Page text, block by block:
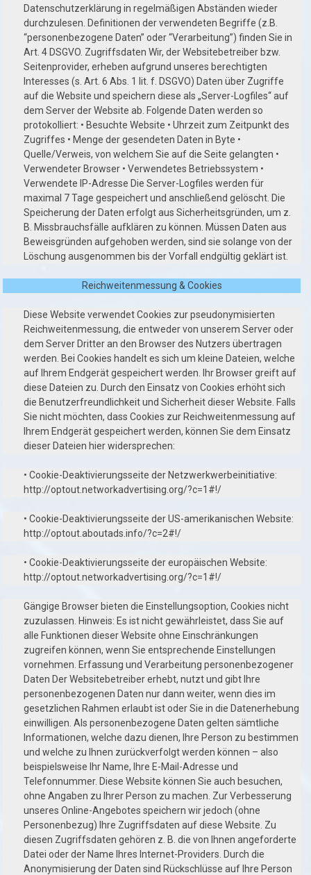
Datenschutzerklärung in regelmäßigen Abständen wieder
durchzulesen. Definitionen der verwendeten Begriffe (z.B.
“personenbezogene Daten” oder “Verarbeitung”) finden Sie in
Art. 4 DSGVO. Zugriffsdaten Wir, der Websitebetreiber bzw.
Seitenprovider, erheben aufgrund unseres berechtigten
Interesses (s. Art. 6 Abs. 1 lit. f. DSGVO) Daten über Zugriffe
auf die Website und speichern diese als „Server-Logfiles“ auf
dem Server der Website ab. Folgende Daten werden so
protokolliert: • Besuchte Website • Uhrzeit zum Zeitpunkt des
Zugriffes • Menge der gesendeten Daten in Byte •
Quelle/Verweis, von welchem Sie auf die Seite gelangten •
Verwendeter Browser • Verwendetes Betriebssystem •
Verwendete IP-Adresse Die Server-Logfiles werden für
maximal 7 Tage gespeichert und anschließend gelöscht. Die
Speicherung der Daten erfolgt aus Sicherheitsgründen, um z.
B. Missbrauchsfälle aufklären zu können. Müssen Daten aus
Beweisgründen aufgehoben werden, sind sie solange von der
Löschung ausgenommen bis der Vorfall endgültig geklärt ist.
Reichweitenmessung & Cookies
Diese Website verwendet Cookies zur pseudonymisierten
Reichweitenmessung, die entweder von unserem Server oder
dem Server Dritter an den Browser des Nutzers übertragen
werden. Bei Cookies handelt es sich um kleine Dateien, welche
auf Ihrem Endgerät gespeichert werden. Ihr Browser greift auf
diese Dateien zu. Durch den Einsatz von Cookies erhöht sich
die Benutzerfreundlichkeit und Sicherheit dieser Website. Falls
Sie nicht möchten, dass Cookies zur Reichweitenmessung auf
Ihrem Endgerät gespeichert werden, können Sie dem Einsatz
dieser Dateien hier widersprechen:
• Cookie-Deaktivierungsseite der Netzwerkwerbeinitiative:
http://optout.networkadvertising.org/?c=1#!/
• Cookie-Deaktivierungsseite der US-amerikanischen Website:
http://optout.aboutads.info/?c=2#!/
• Cookie-Deaktivierungsseite der europäischen Website:
http://optout.networkadvertising.org/?c=1#!/
Gängige Browser bieten die Einstellungsoption, Cookies nicht
zuzulassen. Hinweis: Es ist nicht gewährleistet, dass Sie auf
alle Funktionen dieser Website ohne Einschränkungen
zugreifen können, wenn Sie entsprechende Einstellungen
vornehmen. Erfassung und Verarbeitung personenbezogener
Daten Der Websitebetreiber erhebt, nutzt und gibt Ihre
personenbezogenen Daten nur dann weiter, wenn dies im
gesetzlichen Rahmen erlaubt ist oder Sie in die Datenerhebung
einwilligen. Als personenbezogene Daten gelten sämtliche
Informationen, welche dazu dienen, Ihre Person zu bestimmen
und welche zu Ihnen zurückverfolgt werden können – also
beispielsweise Ihr Name, Ihre E-Mail-Adresse und
Telefonnummer. Diese Website können Sie auch besuchen,
ohne Angaben zu Ihrer Person zu machen. Zur Verbesserung
unseres Online-Angebotes speichern wir jedoch (ohne
Personenbezug) Ihre Zugriffsdaten auf diese Website. Zu
diesen Zugriffsdaten gehören z. B. die von Ihnen angeforderte
Datei oder der Name Ihres Internet-Providers. Durch die
Anonymisierung der Daten sind Rückschlüsse auf Ihre Person